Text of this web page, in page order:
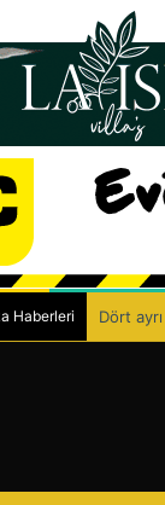
Haberleri Dört